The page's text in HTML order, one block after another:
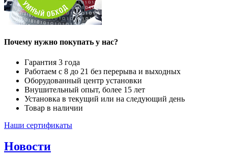
Почему нужно покупать у нас?
Гарантия 3 года
Работаем с 8 до 21 без перерыва и выходных
Оборудованный центр установки
Внушительный опыт, более 15 лет
Установка в текущий или на следующий день
Товар в наличии
Наши сертификаты
Новости